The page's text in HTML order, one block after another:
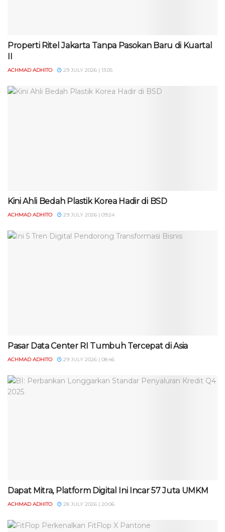
Properti Ritel Jakarta Tanpa Pasokan Baru di Kuartal
II
ACHMAD ADHITO 29 JULY 2026 | 13:05
Kini Ahli Bedah Plastik Korea Hadir di BSD
ACHMAD ADHITO 29 JULY 2026 | 09:24
Pasar Data Center RI Tumbuh Tercepat di Asia
ACHMAD ADHITO 29 JULY 2026 | 08:46
Dapat Mitra, Platform Digital Ini Incar 57 Juta UMKM
ACHMAD ADHITO 28 JULY 2026 | 20:06